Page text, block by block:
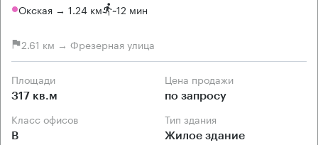
Окская → 1.24 км ~12 мин
2.61 км → Фрезерная улица
Площади
317 кв.м
Цена продажи
по запросу
Класс офисов
B
Тип здания
Жилое здание